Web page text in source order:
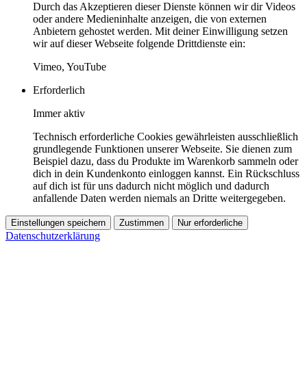
Durch das Akzeptieren dieser Dienste können wir dir Videos
oder andere Medieninhalte anzeigen, die von externen
Anbietern gehostet werden. Mit deiner Einwilligung setzen
wir auf dieser Webseite folgende Drittdienste ein:
Vimeo, YouTube
Erforderlich
Immer aktiv
Technisch erforderliche Cookies gewährleisten ausschließlich
grundlegende Funktionen unserer Webseite. Sie dienen zum
Beispiel dazu, dass du Produkte im Warenkorb sammeln oder
dich in dein Kundenkonto einloggen kannst. Ein Rückschluss
auf dich ist für uns dadurch nicht möglich und dadurch
anfallende Daten werden niemals an Dritte weitergegeben.
Einstellungen speichern Zustimmen Nur erforderliche
Datenschutzerklärung